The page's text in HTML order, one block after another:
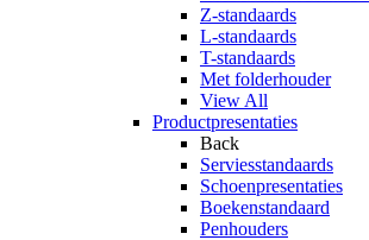
Z-standaards
L-standaards
T-standaards
Met folderhouder
View All
Productpresentaties
Back
Serviesstandaards
Schoenpresentaties
Boekenstandaard
Penhouders